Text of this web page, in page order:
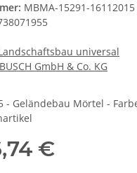
MBMA-15291-16112015
universal
BUSCH GmbH & Co. KG
- Geländebau Mörtel -
€